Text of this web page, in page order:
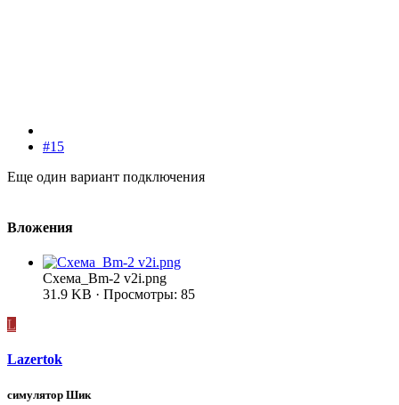
#15
Еще один вариант подключения
Вложения
Схема_Bm-2 v2i.png
31.9 KB · Просмотры: 85
L
Lazertok
симулятор Шик